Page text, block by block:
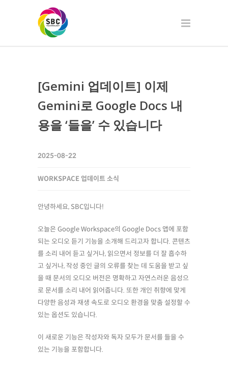
[Gemini 업데이트] 이제
Gemini로 Google Docs 내
용을 ‘들을’ 수 있습니다
2025-08-22
WORKSPACE 업데이트 소식
안녕하세요, SBC입니다!
오늘은 Google Workspace의 Google Docs 앱에 포함
되는 오디오 듣기 기능을 소개해 드리고자 합니다. 콘텐츠
를 소리 내어 듣고 싶거나, 읽으면서 정보를 더 잘 흡수하
고 싶거나, 작성 중인 글의 오류를 찾는 데 도움을 받고 싶
을 때 문서의 오디오 버전은 명확하고 자연스러운 음성으
로 문서를 소리 내어 읽어줍니다. 또한 개인 취향에 맞게
다양한 음성과 재생 속도로 오디오 환경을 맞춤 설정할 수
있는 옵션도 있습니다.
이 새로운 기능은 작성자와 독자 모두가 문서를 들을 수
있는 기능을 포함합니다.